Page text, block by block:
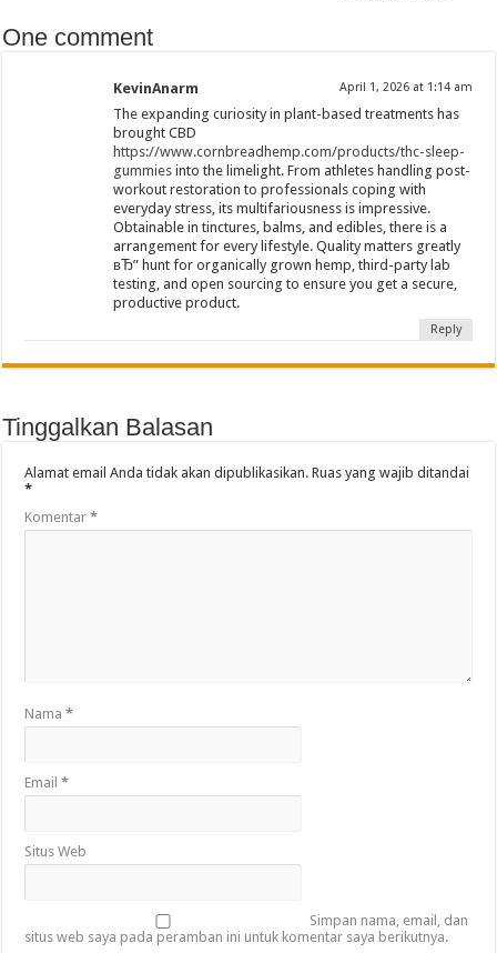
One comment
KevinAnarm April 1, 2026 at 1:14 am
The expanding curiosity in plant-based treatments has
brought CBD
https://www.cornbreadhemp.com/products/thc-sleep-
gummies into the limelight. From athletes handling post-
workout restoration to professionals coping with
everyday stress, its multifariousness is impressive.
Obtainable in tinctures, balms, and edibles, there is a
arrangement for every lifestyle. Quality matters greatly
вЂ” hunt for organically grown hemp, third-party lab
testing, and open sourcing to ensure you get a secure,
productive product.
Reply
Tinggalkan Balasan
Alamat email Anda tidak akan dipublikasikan. Ruas yang wajib ditandai
*
Komentar*
Nama*
Email*
Situs Web
Simpan nama, email, dan
situs web saya pada peramban ini untuk komentar saya berikutnya.